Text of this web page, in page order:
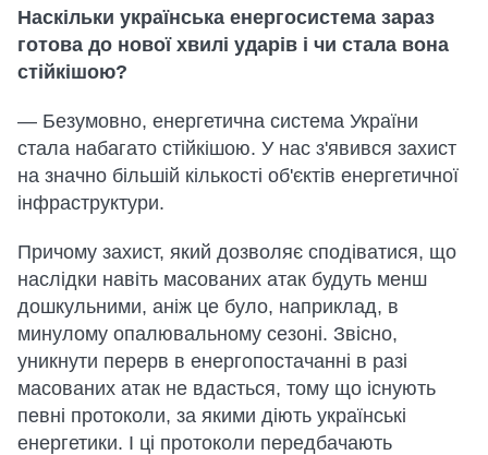
Наскільки українська енергосистема зараз
готова до нової хвилі ударів і чи стала вона
стійкішою?
— Безумовно, енергетична система України
стала набагато стійкішою. У нас з'явився захист
на значно більшій кількості об'єктів енергетичної
інфраструктури.
Причому захист, який дозволяє сподіватися, що
наслідки навіть масованих атак будуть менш
дошкульними, аніж це було, наприклад, в
минулому опалювальному сезоні. Звісно,
уникнути перерв в енергопостачанні в разі
масованих атак не вдасться, тому що існують
певні протоколи, за якими діють українські
енергетики. І ці протоколи передбачають